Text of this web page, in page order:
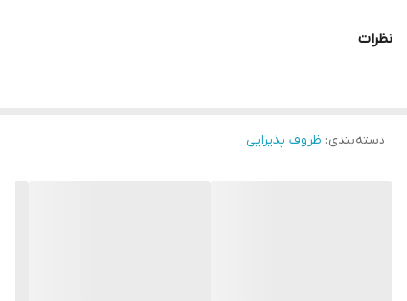
نظرات
دسته‌بندی: ظروف پذیرایی